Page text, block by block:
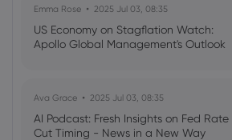
Emma Rose 2025 Jul 03, 08:35
US Economy on Stagflation Watch:
Apollo Global Management's Outlook
Ava Grace 2025 Jul 03, 08:35
AI Podcast: Fresh Insights on Fed Rate
Cut Timing - News in a New Way